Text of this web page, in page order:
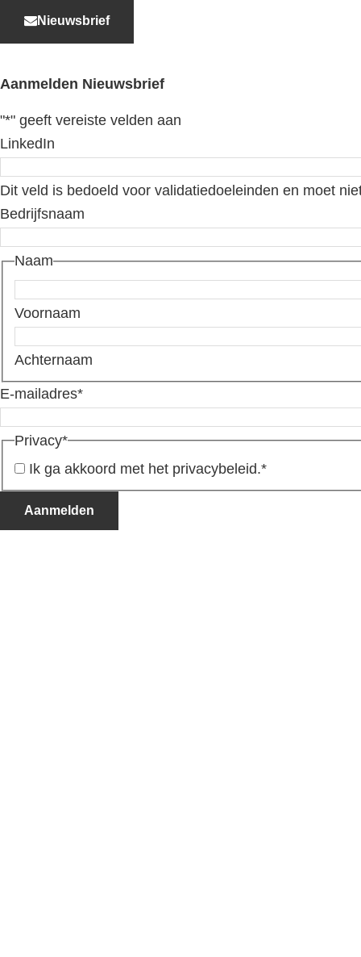
Nieuwsbrief
Aanmelden Nieuwsbrief
"*" geeft vereiste velden aan
LinkedIn
Dit veld is bedoeld voor validatiedoeleinden en moet
Bedrijfsnaam
Naam
Voornaam
Achternaam
E-mailadres*
Privacy*
Ik ga akkoord met het privacybeleid.*
Aanmelden